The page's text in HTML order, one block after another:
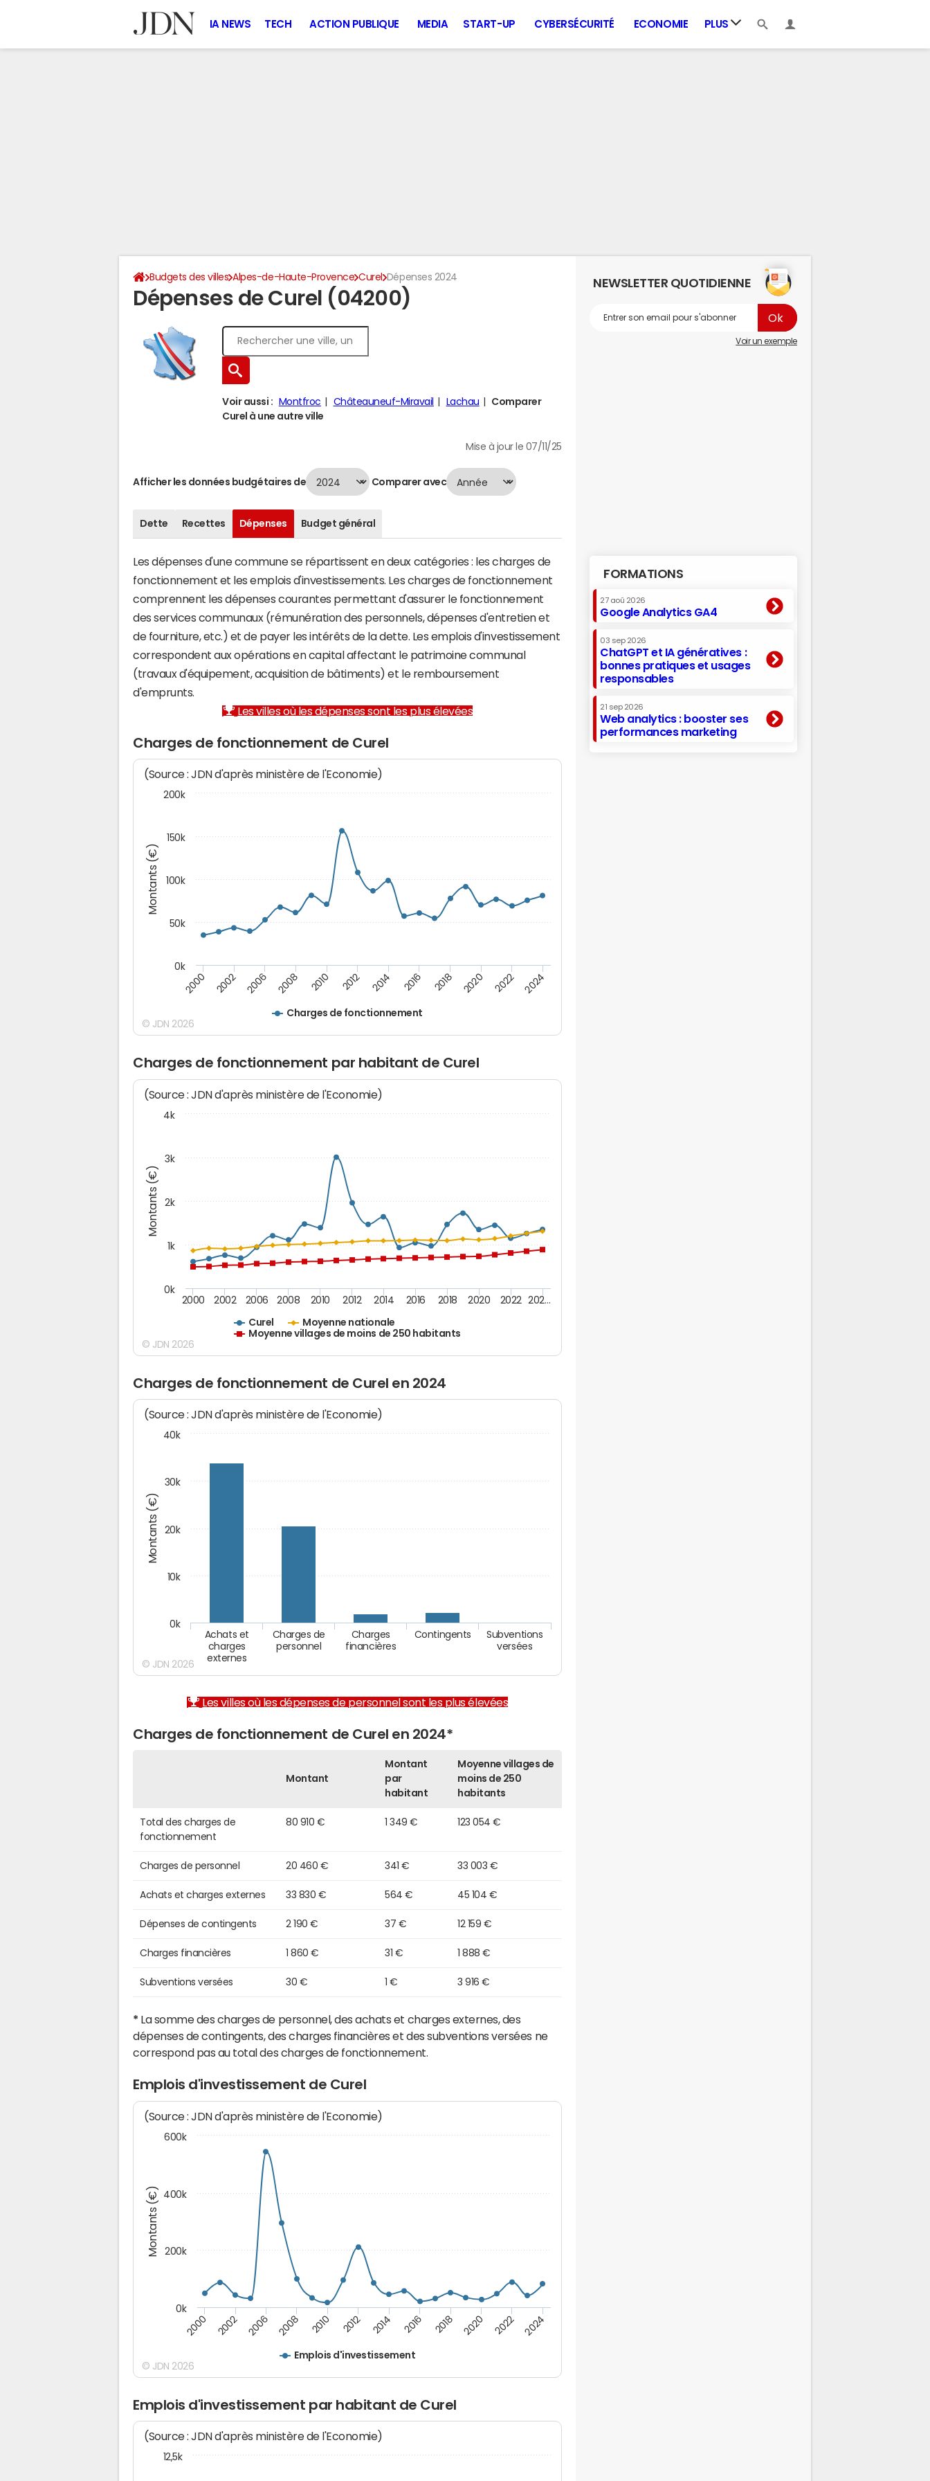
IA NEWS TECH ACTION PUBLIQUE MEDIA START-UP CYBERSÉCURITÉ ECONOMIE PLUS
Budgets des villes Alpes-de-Haute-Provence Curel Dépenses 2024
Dépenses de Curel (04200)
Voir aussi : Montfroc Châteauneuf-Miravail Lachau
Comparer
Curel à une autre ville
Mise à jour le 07/11/25
Afficher les données budgétaires de Comparer avec
Dette Recettes Dépenses Budget général
Les dépenses d'une commune se répartissent en deux catégories : les charges de
fonctionnement et les emplois d'investissements. Les charges de fonctionnement
comprennent les dépenses courantes permettant d'assurer le fonctionnement
des services communaux (rémunération des personnels, dépenses d'entretien et
de fourniture, etc.) et de payer les intérêts de la dette. Les emplois d'investissement
correspondent aux opérations en capital affectant le patrimoine communal
(travaux d'équipement, acquisition de bâtiments) et le remboursement
d'emprunts.
Les villes où les dépenses sont les plus élevées
Charges de fonctionnement de Curel
Montants (€)
(Source : JDN d'après ministère de l'Economie)
Charges de fonctionnement
2000 2002 2006 2008 2010 2012 2014 2016 2018 2020 2022 2024
50k
100k
150k
0k
200k
© JDN 2026
Charges de fonctionnement par habitant de Curel
Montants (€)
(Source : JDN d'après ministère de l'Economie)
Curel
Moyenne nationale
Moyenne villages de moins de 250 habitants
2000 2002 2006 2008 2010 2012 2014 2016 2018 2020 2022 202…
0k
1k
2k
3k
4k
© JDN 2026
Charges de fonctionnement de Curel en 2024
Montants (€)
(Source : JDN d'après ministère de l'Economie)
Achats et
charges
externes
Charges de
personnel
Charges
financières
Contingents
Subventions
versées
0k
10k
20k
30k
40k
© JDN 2026
Les villes où les dépenses de personnel sont les plus élevées
Charges de fonctionnement de Curel en 2024*
Montant
Montant
par
habitant
Moyenne villages de
moins de 250
habitants
Total des charges de
fonctionnement
80 910 € 1 349 € 123 054 €
Charges de personnel 20 460 € 341 € 33 003 €
Achats et charges externes 33 830 € 564 € 45 104 €
Dépenses de contingents 2 190 € 37 € 12 159 €
Charges financières 1 860 € 31 € 1 888 €
Subventions versées 30 € 1 € 3 916 €
* La somme des charges de personnel, des achats et charges externes, des
dépenses de contingents, des charges financières et des subventions versées ne
correspond pas au total des charges de fonctionnement.
Emplois d'investissement de Curel
Montants (€)
(Source : JDN d'après ministère de l'Economie)
Emplois d'investissement
2000 2002 2006 2008 2010 2012 2014 2016 2018 2020 2022 2024
0k
200k
400k
600k
© JDN 2026
Emplois d'investissement par habitant de Curel
(Source : JDN d'après ministère de l'Economie)
12,5k
NEWSLETTER QUOTIDIENNE
Voir un exemple
FORMATIONS
27 aoû 2026
Google Analytics GA4
03 sep 2026
ChatGPT et IA génératives :
bonnes pratiques et usages
responsables
21 sep 2026
Web analytics : booster ses
performances marketing